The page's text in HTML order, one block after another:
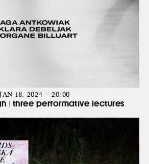
JAN 18, 2024 — 20:00
| three performative lectures